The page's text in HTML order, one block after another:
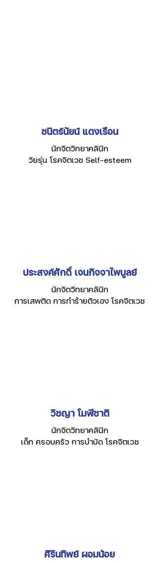
ชนิตร์นัยน์ แดงเรือน
นักจิตวิทยาคลินิก
วัยรุ่น โรคจิตเวช Self-esteem
ประสงค์ศักดิ์ เจนกิจจาไพบูลย์
นักจิตวิทยาคลินิก
การเสพติด การทำร้ายตัวเอง โรคจิตเวช
วิชญา โมฬีชาติ
นักจิตวิทยาคลินิก
เด็ก ครอบครัว การบำบัด โรคจิตเวช
ศิรินทิพย์ ผอมน้อย